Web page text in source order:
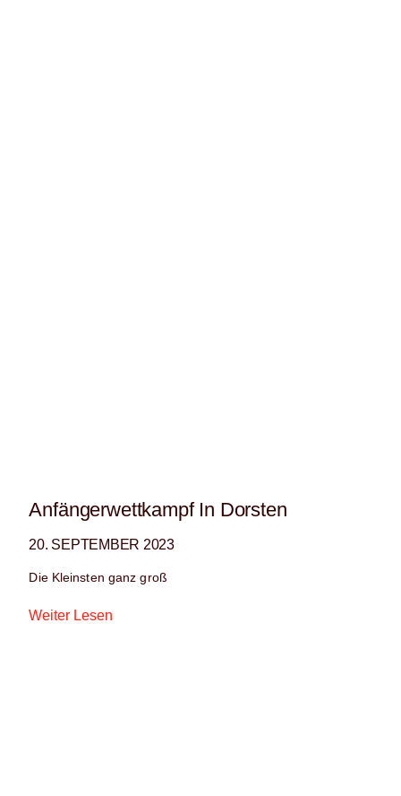
Anfängerwettkampf In Dorsten
20. SEPTEMBER 2023
Die Kleinsten ganz groß
Weiter Lesen